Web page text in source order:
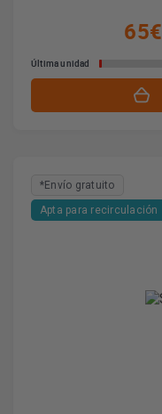
65€
Última unidad
*Envío gratuito
Apta para recirculación